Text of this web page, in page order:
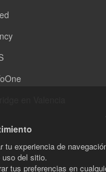
experiencia de
del sitio.
tus preferencias en